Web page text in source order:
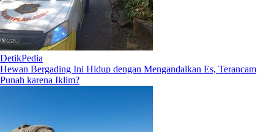
DetikPedia
Hewan Bergading Ini Hidup dengan Mengandalkan Es, Terancam
Punah karena Iklim?